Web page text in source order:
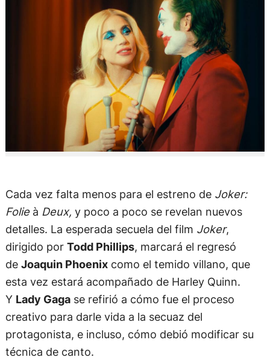
Cada vez falta menos para el estreno de Joker:
Folie à Deux, y poco a poco se revelan nuevos
detalles. La esperada secuela del film Joker,
dirigido por Todd Phillips, marcará el regresó
de Joaquin Phoenixcomo el temido villano, que
esta vez estará acompañado de Harley Quinn.
Y Lady Gagase refirió a cómo fue el proceso
creativo para darle vida a la secuaz del
protagonista, e incluso, cómo debió modificar su
técnica de canto.